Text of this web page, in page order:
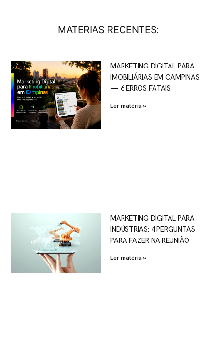
MATERIAS RECENTES:
MARKETING DIGITAL PARA
IMOBILIÁRIAS EM CAMPINAS
— 6 ERROS FATAIS
Ler matéria »
MARKETING DIGITAL PARA
INDÚSTRIAS: 4 PERGUNTAS
PARA FAZER NA REUNIÃO
Ler matéria »